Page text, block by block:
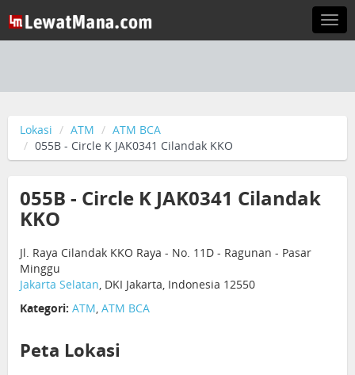
Lokasi ATM
ATM BCA
055B - Circle K JAK0341 Cilandak KKO
055B - Circle K JAK0341 Cilandak
KKO
Jl. Raya Cilandak KKO Raya - No. 11D - Ragunan - Pasar
Minggu
Jakarta Selatan, DKI Jakarta, Indonesia 12550
Kategori: ATM, ATM BCA
Peta Lokasi